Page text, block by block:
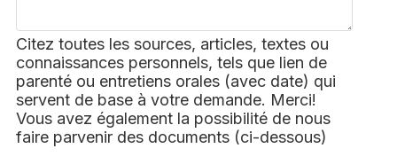
Citez toutes les sources, articles, textes ou
connaissances personnels, tels que lien de
parenté ou entretiens orales (avec date) qui
servent de base à votre demande. Merci!
Vous avez également la possibilité de nous
faire parvenir des documents (ci-dessous)